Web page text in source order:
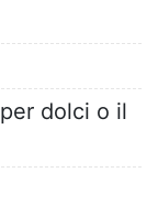
per dolci o il